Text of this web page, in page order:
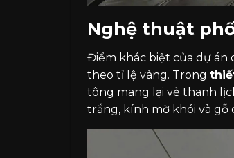
Nghệ thuật
Điểm khác biệt của dự
theo tỉ lệ vàng. Trong
tông mang lại vẻ thanh
trắng, kính mờ khói và gỗ